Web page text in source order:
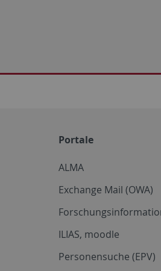
Portale
ALMA
Exchange Mail (OWA)
ILIAS, moodle
Personensuche (EPV)